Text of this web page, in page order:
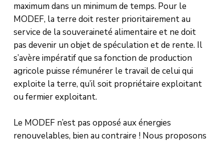
maximum dans un minimum de temps. Pour le
MODEF, la terre doit rester prioritairement au
service de la souveraineté alimentaire et ne doit
pas devenir un objet de spéculation et de rente. Il
s’avère impératif que sa fonction de production
agricole puisse rémunérer le travail de celui qui
exploite la terre, qu’il soit propriétaire exploitant
ou fermier exploitant.
Le MODEF n’est pas opposé aux énergies
renouvelables, bien au contraire ! Nous proposons